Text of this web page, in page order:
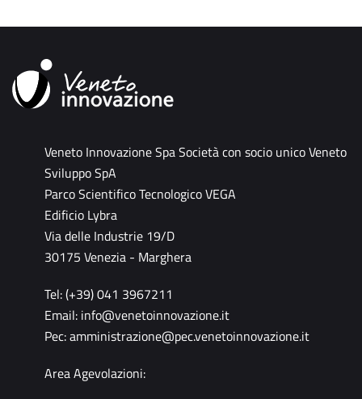
Veneto Innovazione Spa Società con socio unico Veneto
Sviluppo SpA
Parco Scientifico Tecnologico VEGA
Edificio Lybra
Via delle Industrie 19/D
30175 Venezia - Marghera
Tel: (+39) 041 3967211
Email: info@venetoinnovazione.it
Pec:amministrazione@pec.venetoinnovazione.it
Area Agevolazioni: